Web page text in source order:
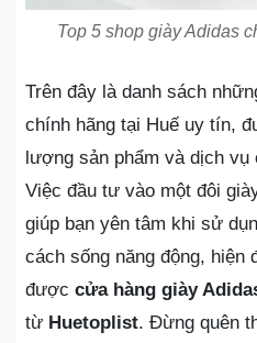
Top 5 shop giày Adidas
Trên đây là danh sách
chính hãng tại Huế uy tín,
lượng sản phẩm và dịch vụ
Việc đầu tư vào một đôi
giúp bạn yên tâm khi sử
cách sống năng động, hiện
được cửa hàng giày
từ Huetoplist. Đừng quên